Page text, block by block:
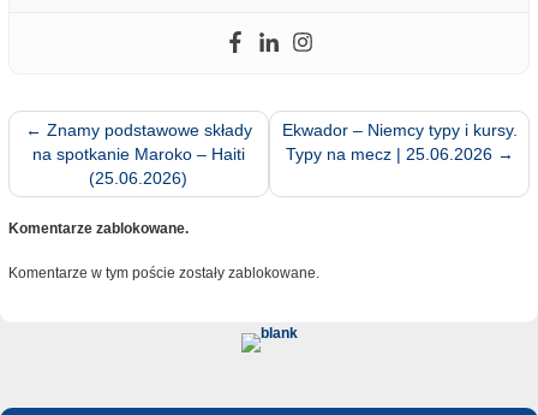
← Znamy podstawowe składy
na spotkanie Maroko – Haiti
(25.06.2026)
Ekwador – Niemcy typy i kursy.
Typy na mecz | 25.06.2026 →
Komentarze zablokowane.
Komentarze w tym poście zostały zablokowane.